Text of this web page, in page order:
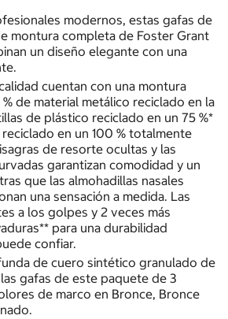
modernos, estas gafas de
montura completa de Foster Grant
un diseño elegante con una
cuentan con una montura
de material metálico reciclado en la
de plástico reciclado en un 75 %*
en un 100 % totalmente
de resorte ocultas y las
garantizan comodidad y un
que las almohadillas nasales
una sensación a medida. Las
a los golpes y 2 veces más
para una durabilidad
confiar.
de cuero sintético granulado de
gafas de este paquete de 3
de marco en Bronce, Bronce